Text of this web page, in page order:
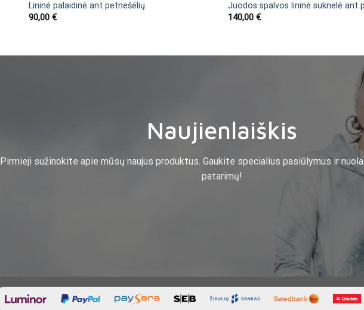
Lininė palaidinė ant petnešėlių
90,00€
Juodos spalvos lininė suknelė ant
140,00 €
Naujienlaiškis
Pirmieji sužinokite apie mūsų naujus produktus. Gaukite specialius pasiūlymus ir
patarimų!